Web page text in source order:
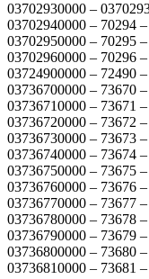
03702930000 –
03702940000 – 70294
03702950000 – 70295
03702960000 – 70296
03724900000 – 72490
03736700000 – 73670
03736710000 – 73671
03736720000 – 73672
03736730000 – 73673
03736740000 – 73674
03736750000 – 73675
03736760000 – 73676
03736770000 – 73677
03736780000 – 73678
03736790000 – 73679
03736800000 – 73680
03736810000 – 73681